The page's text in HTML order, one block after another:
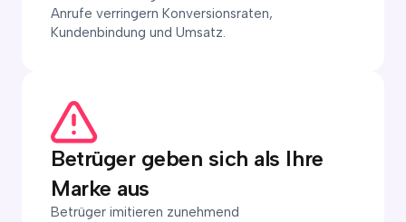
Anrufe verringern Konversionsraten,
Kundenbindung und Umsatz.
Betrüger geben sich als Ihre
Marke aus
Betrüger imitieren zunehmend